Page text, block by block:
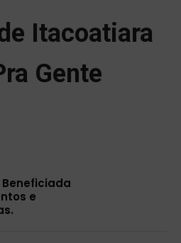
Itacoatiara
Gente
e